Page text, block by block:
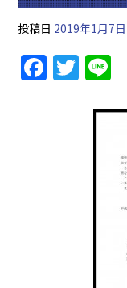
投稿日 2019年1月7日
F
a
T
w
itte